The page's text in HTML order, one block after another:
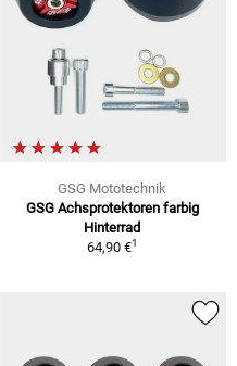
GSG Mototechnik
GSG Achsprotektoren farbig
Hinterrad
64,90 €1